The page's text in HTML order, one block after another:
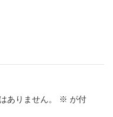
ありません。 ※ が付